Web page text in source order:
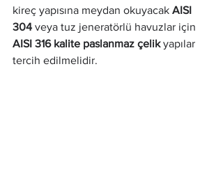
kireç yapısına meydan okuyacak AISI
304 veya tuz jeneratörlü havuzlar için
AISI 316 kalite paslanmaz çelik yapılar
tercih edilmelidir.